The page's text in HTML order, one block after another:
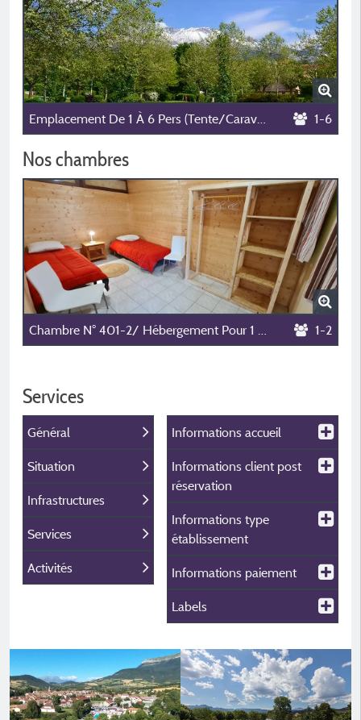
Emplacement De 1 À 6 Pers (Tente/Caravane/Camping-Car/Combi), 1 Véhicule Sur L'emplacement 1-6
Nos chambres
Chambre N° 401-2/ Hébergement Pour 1 Nuit Réservé Aux Randonneurs Avec 2 Lits De 90 De 15H/10H 1-2
Services
Général
Situation
Infrastructures
Services
Activités
Informations accueil
Informations client post
réservation
Informations type
établissement
Informations paiement
Labels